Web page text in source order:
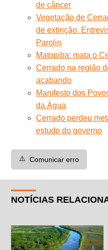
de câncer
Vegetação de
de extinção.
Parolin
Matopiba: mata o
Cerrado na região
acabando
Manifesto dos
da Água
Cerrado perdeu
estudo do governo
⚠️ Comunicar erro
NOTÍCIAS